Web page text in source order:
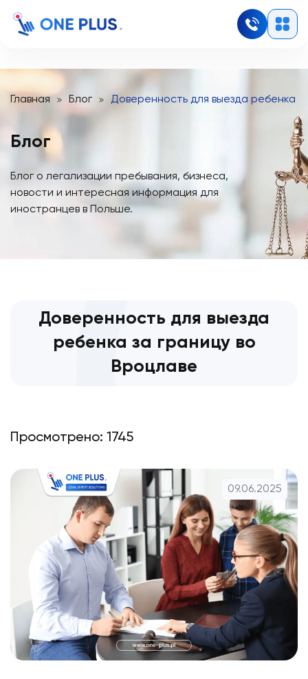
Главная Блог Доверенность для выезда ребенка
Блог
Блог о легализации пребывания, бизнеса,
новости и интересная информация для
иностранцев в Польше.
Доверенность для выезда
ребенка за границу во
Вроцлаве
Просмотрено: 1745
09.06.2025